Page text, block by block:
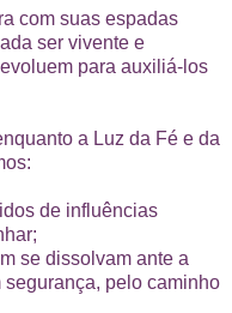
com suas espadas
ser vivente e
para auxiliá-los
a Luz da Fé e da
de influências
se dissolvam ante a
segurança, pelo caminho